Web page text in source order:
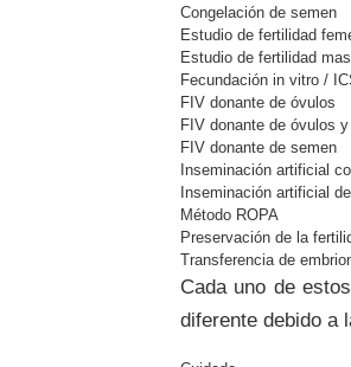
Congelación de semen
Estudio de fertilidad
Estudio de fertilidad
Fecundación in vitro /
FIV donante de óvulos
FIV donante de óvulos
FIV donante de semen
Inseminación artificial
Inseminación artificial
Método ROPA
Preservación de la
Transferencia de
Cada uno de
diferente debido a